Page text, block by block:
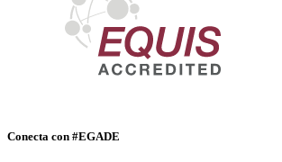
Conecta con #EGADE